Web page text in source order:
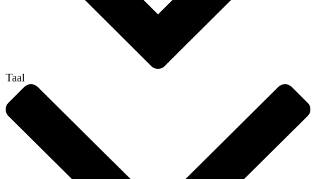
Taal